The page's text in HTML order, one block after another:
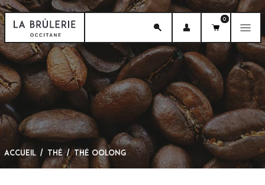
menu
0
Accueil Thé Thé Oolong